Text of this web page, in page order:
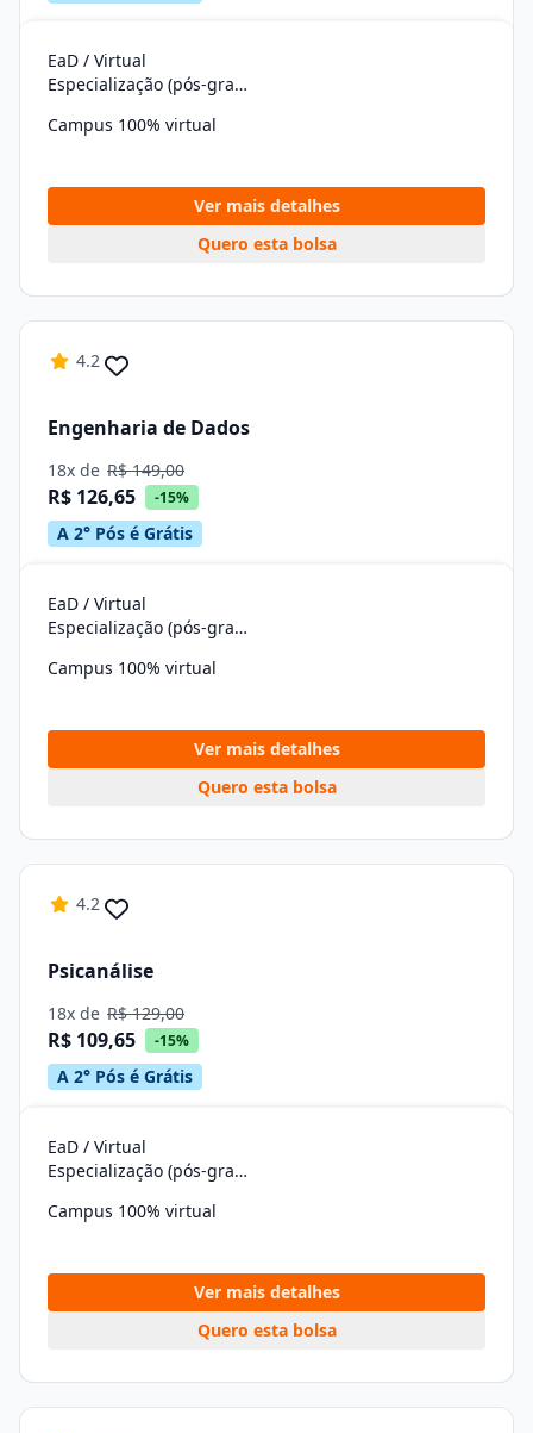
EaD / Virtual
Especialização (pós-graduação)
Campus 100% virtual
Ver mais detalhes
Quero esta bolsa
4.2
Engenharia de Dados
18x de R$ 149,00
R$ 126,65 -15%
A 2° Pós é Grátis
EaD / Virtual
Especialização (pós-graduação)
Campus 100% virtual
Ver mais detalhes
Quero esta bolsa
4.2
Psicanálise
18x de R$ 129,00
R$ 109,65 -15%
A 2° Pós é Grátis
EaD / Virtual
Especialização (pós-graduação)
Campus 100% virtual
Ver mais detalhes
Quero esta bolsa